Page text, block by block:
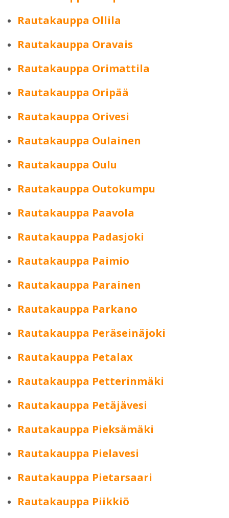
Rautakauppa Ollila
Rautakauppa Oravais
Rautakauppa Orimattila
Rautakauppa Oripää
Rautakauppa Orivesi
Rautakauppa Oulainen
Rautakauppa Oulu
Rautakauppa Outokumpu
Rautakauppa Paavola
Rautakauppa Padasjoki
Rautakauppa Paimio
Rautakauppa Parainen
Rautakauppa Parkano
Rautakauppa Peräseinäjoki
Rautakauppa Petalax
Rautakauppa Petterinmäki
Rautakauppa Petäjävesi
Rautakauppa Pieksämäki
Rautakauppa Pielavesi
Rautakauppa Pietarsaari
Rautakauppa Piikkiö